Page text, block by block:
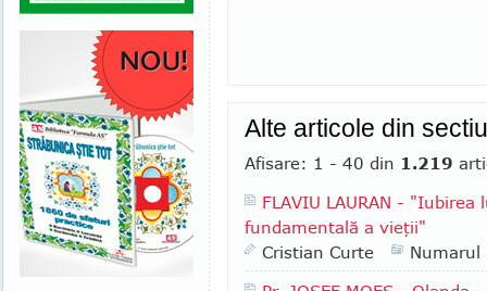
Alte articole din
Afisare: 1 - 40 din 1.219
FLAVIU LAURAN -
fundamentală a vieţii"
Cristian Curte
Numarul